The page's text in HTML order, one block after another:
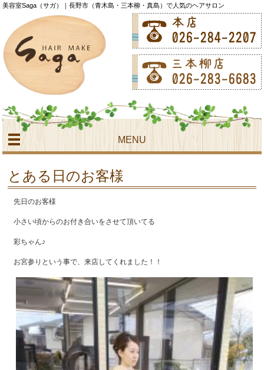
美容室Saga（サガ）｜長野市（青木島・三本柳・真島）で人気のヘアサロン
MENU
とある日のお客様
先日のお客様
小さい頃からのお付き合いをさせて頂いてる
彩ちゃん♪
お宮参りという事で、来店してくれました！！